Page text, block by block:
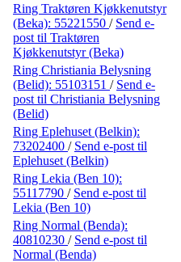
Ring Traktøren Kjøkkenutstyr
(Beka): 55221550 / Send e-
post til Traktøren
Kjøkkenutstyr (Beka)
Ring Christiania Belysning
(Belid): 55103151 / Send e-
post til Christiania Belysning
(Belid)
Ring Eplehuset (Belkin):
73202400 / Send e-post til
Eplehuset (Belkin)
Ring Lekia (Ben 10):
55117790 / Send e-post til
Lekia (Ben 10)
Ring Normal (Benda):
40810230 / Send e-post til
Normal (Benda)